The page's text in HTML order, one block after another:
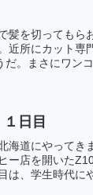
髪を切っても
近所にカット
。まさにワン
日目
海道にやってき
ー店を開いた
は、学生時代に